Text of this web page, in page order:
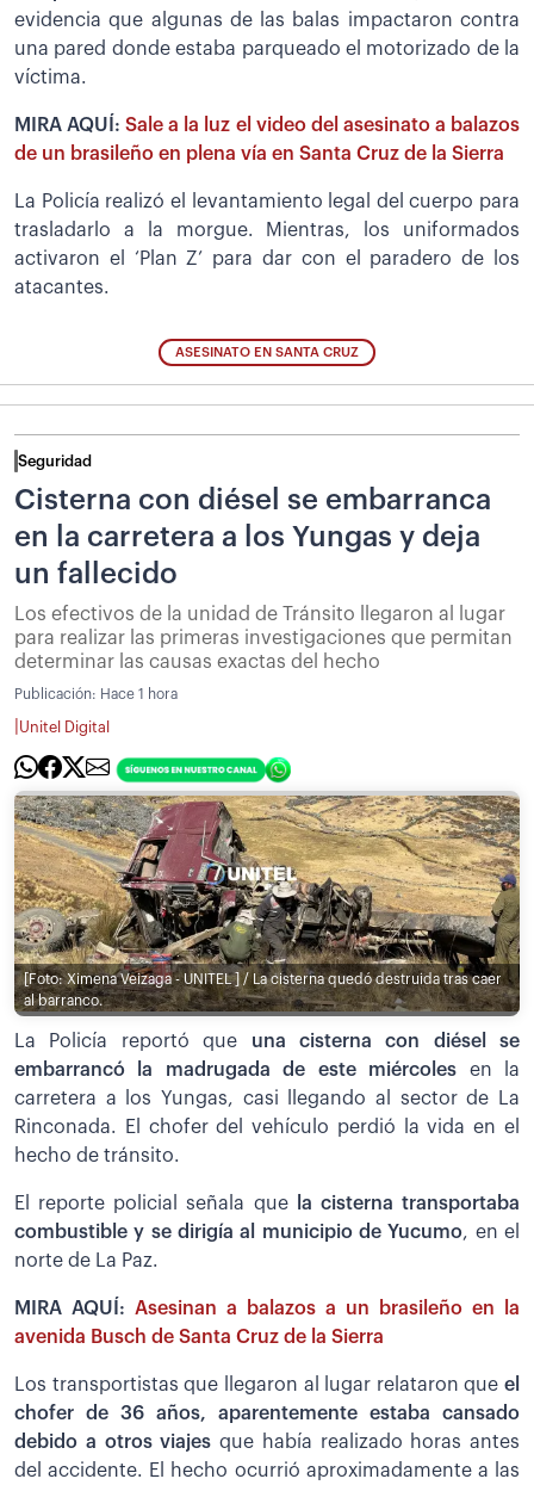
evidencia que algunas de las balas impactaron contra
una pared donde estaba parqueado el motorizado de la
víctima.
MIRA AQUÍ:Sale a la luz el video del asesinato a balazos
de un brasileño en plena vía en Santa Cruz de la Sierra
La Policía realizó el levantamiento legal del cuerpo para
trasladarlo a la morgue. Mientras, los uniformados
activaron el ‘Plan Z’ para dar con el paradero de los
atacantes.
ASESINATO EN SANTA CRUZ
Seguridad
Cisterna con diésel se embarranca
en la carretera a los Yungas y deja
un fallecido
Los efectivos de la unidad de Tránsito llegaron al lugar
para realizar las primeras investigaciones que permitan
determinar las causas exactas del hecho
Publicación: Hace 1 hora
Unitel Digital
[Foto: Ximena Veizaga - UNITEL ] / La cisterna quedó destruida tras caer
al barranco.
La Policía reportó que una cisterna con diésel se
embarrancó la madrugada de este miércoles en la
carretera a los Yungas, casi llegando al sector de La
Rinconada. El chofer del vehículo perdió la vida en el
hecho de tránsito.
El reporte policial señala que
la cisterna transportaba
combustible y se dirigía al municipio de Yucumo, en el
norte de La Paz.
MIRA AQUÍ: Asesinan a balazos a un brasileño en la
avenida Busch de Santa Cruz de la Sierra
Los transportistas que llegaron al lugar relataron que el
chofer de 36 años, aparentemente estaba cansado
debido a otros viajes que había realizado horas antes
del accidente. El hecho ocurrió aproximadamente a las